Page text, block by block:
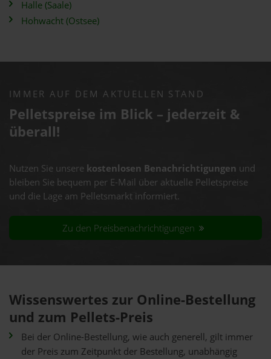
Halle (Saale)
Hohwacht (Ostsee)
IMMER AUF DEM AKTUELLEN STAND
Pelletspreise im Blick – jederzeit &
überall!
Nutzen Sie unsere kostenlosen Benachrichtigungen und
bleiben Sie bequem per E-Mail über aktuelle Pelletspreise
und die Lage am Pelletsmarkt informiert.
Zu den Preisbenachrichtigungen
Wissenswertes zur Online-Bestellung
und zum Pellets-Preis
Bei der Online-Bestellung, wie auch generell, gilt immer
der Preis zum Zeitpunkt der Bestellung, unabhängig